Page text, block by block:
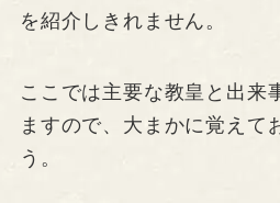
を紹介しきれません。
ここでは主要な教皇と出来
ますので、大まかに覚えて
う。